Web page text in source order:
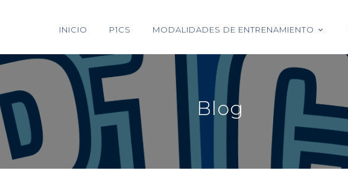
INICIO P1CS MODALIDADES DE ENTRENAMIENTO
Blog